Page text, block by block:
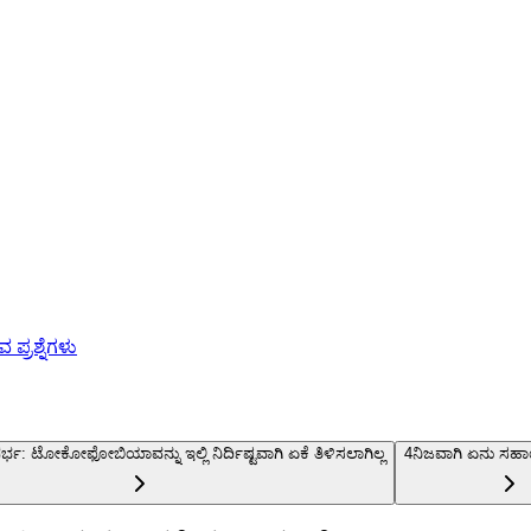
ಪ್ರಶ್ನೆಗಳು
ಟೋಕೋಫೋಬಿಯಾವನ್ನು ಇಲ್ಲಿ ನಿರ್ದಿಷ್ಟವಾಗಿ ಏಕೆ ತಿಳಿಸಲಾಗಿಲ್ಲ 4ನಿಜವಾಗಿ ಏನು